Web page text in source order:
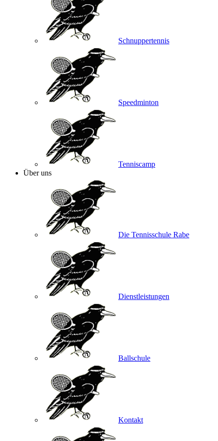
Schnuppertennis
Speedminton
Tenniscamp
Über uns
Die Tennisschule Rabe
Dienstleistungen
Ballschule
Kontakt